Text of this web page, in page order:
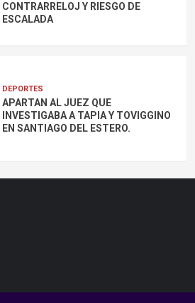
CONTRARRELOJ Y RIESGO DE
ESCALADA
DEPORTES
APARTAN AL JUEZ QUE
INVESTIGABA A TAPIA Y TOVIGGINO
EN SANTIAGO DEL ESTERO.